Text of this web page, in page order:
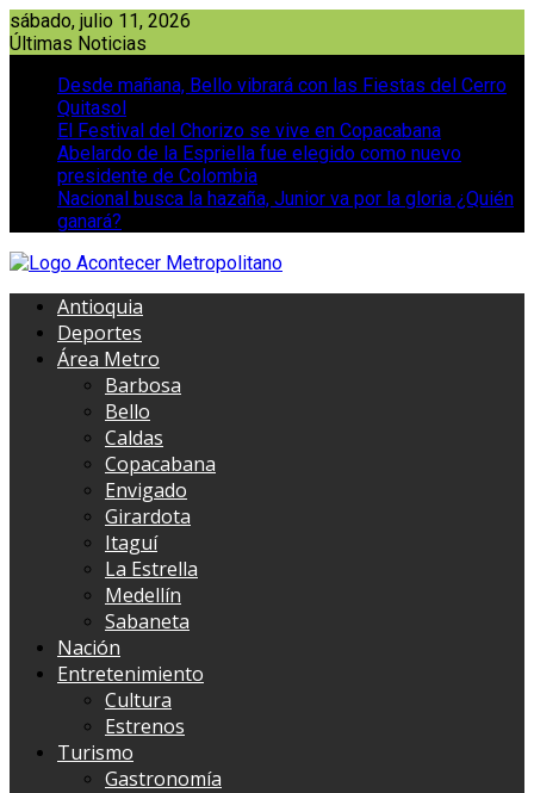
Saltar
al
sábado, julio 11, 2026
Últimas Noticias
Desde mañana, Bello vibrará con las Fiestas del Cerro
Quitasol
El Festival del Chorizo se vive en Copacabana
Abelardo de la Espriella fue elegido como nuevo
presidente de Colombia
Nacional busca la hazaña, Junior va por la gloria ¿Quién
ganará?
Antioquia
Deportes
Área Metro
Barbosa
Bello
Caldas
Copacabana
Envigado
Girardota
Itaguí
La Estrella
Medellín
Sabaneta
Nación
Entretenimiento
Cultura
Estrenos
Turismo
Gastronomía